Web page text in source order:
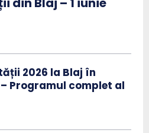
2026 la Blaj în
Programul complet al